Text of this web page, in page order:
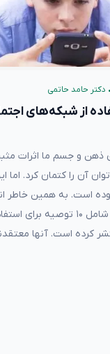
• دکتر حامد حاتمی
از شبکه‌های
ذهن و جسم ما اثرات
آن را کتمان کرد. اما
است. به همین خاطر
آمریکا یک دستورالعمل شامل ۱۰
کرده است. آنها